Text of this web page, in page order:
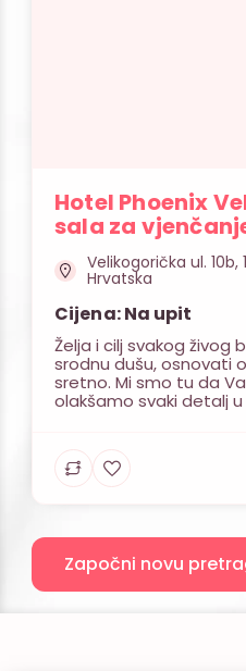
Hotel Phoenix
sala za
Velikogorička ul. 10b,
Hrvatska
Cijena: Na upit
Želja i cilj svakog živog
srodnu dušu, osnovati
sretno. Mi smo tu da
olakšamo svaki detalj
redu, zadovoljstvo svih
nama važno u istoj […]
Započni novu